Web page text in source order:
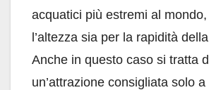
acquatici più estremi al
l’altezza sia per la rapidità
Anche in questo caso si tratta
un’attrazione consigliata solo